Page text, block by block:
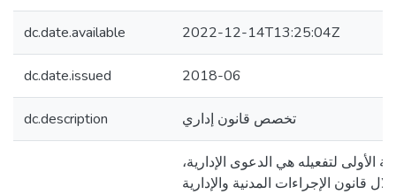
dc.date.available 2022-12-14T13:25:04Z
dc.date.issued 2018-06
dc.description تخصص قانون إداري
الأولى لتفعيله هي الدعوى الإدارية،
خلال قانون الإجراءات المدنية والإدارية